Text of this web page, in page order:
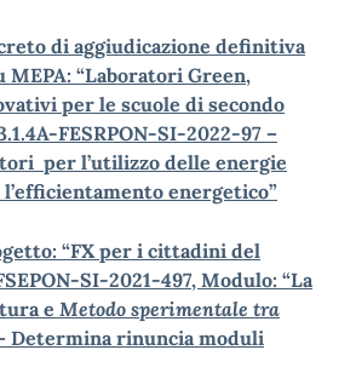
di aggiudicazione definitiva
MEPA: “Laboratori Green,
per le scuole di secondo
FESRPON-SI-2022-97 –
per l’utilizzo delle energie
energetico”
“FX per i cittadini del
SI-2021-497, Modulo: “La
e Metodo sperimentale tra
Determina rinuncia moduli